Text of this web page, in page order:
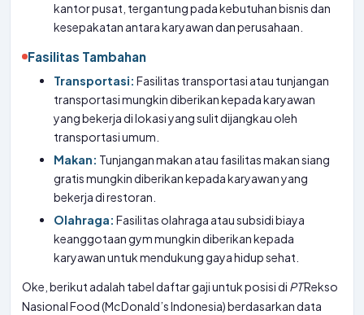
kantor pusat, tergantung pada kebutuhan bisnis dan
kesepakatan antara karyawan dan perusahaan.
Fasilitas Tambahan
Transportasi: Fasilitas transportasi atau tunjangan
transportasi mungkin diberikan kepada karyawan
yang bekerja di lokasi yang sulit dijangkau oleh
transportasi umum.
Makan: Tunjangan makan atau fasilitas makan siang
gratis mungkin diberikan kepada karyawan yang
bekerja di restoran.
Olahraga: Fasilitas olahraga atau subsidi biaya
keanggotaan gym mungkin diberikan kepada
karyawan untuk mendukung gaya hidup sehat.
Oke, berikut adalah tabel daftar gaji untuk posisi di PTRekso
Nasional Food (McDonald’s Indonesia) berdasarkan data